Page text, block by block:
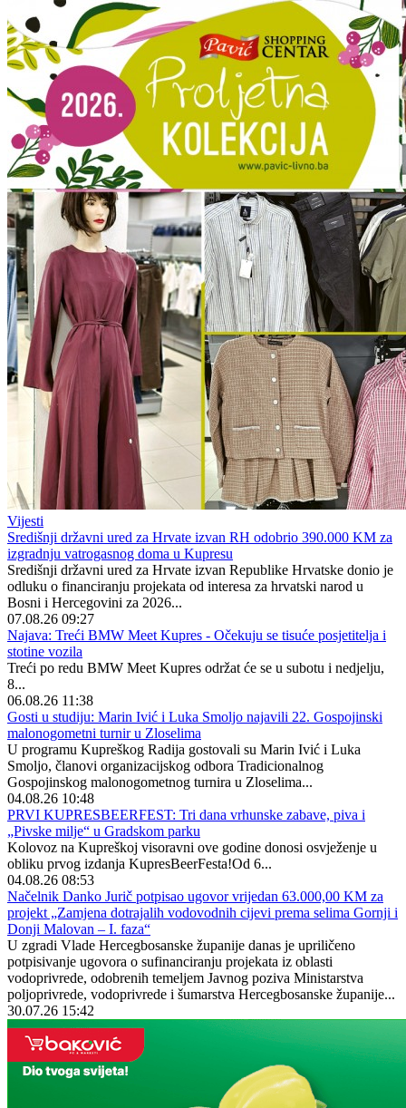
Vijesti
Središnji državni ured za Hrvate izvan RH odobrio 390.000 KM za
izgradnju vatrogasnog doma u Kupresu
Središnji državni ured za Hrvate izvan Republike Hrvatske donio je
odluku o financiranju projekata od interesa za hrvatski narod u
Bosni i Hercegovini za 2026...
07.08.26 09:27
Najava: Treći BMW Meet Kupres - Očekuju se tisuće posjetitelja i
stotine vozila
Treći po redu BMW Meet Kupres održat će se u subotu i nedjelju,
8...
06.08.26 11:38
Gosti u studiju: Marin Ivić i Luka Smoljo najavili 22. Gospojinski
malonogometni turnir u Zloselima
U programu Kupreškog Radija gostovali su Marin Ivić i Luka
Smoljo, članovi organizacijskog odbora Tradicionalnog
Gospojinskog malonogometnog turnira u Zloselima...
04.08.26 10:48
PRVI KUPRESBEERFEST: Tri dana vrhunske zabave, piva i
„Pivske milje“ u Gradskom parku
Kolovoz na Kupreškoj visoravni ove godine donosi osvježenje u
obliku prvog izdanja KupresBeerFesta!Od 6...
04.08.26 08:53
Načelnik Danko Jurič potpisao ugovor vrijedan 63.000,00 KM za
projekt „Zamjena dotrajalih vodovodnih cijevi prema selima Gornji i
Donji Malovan – I. faza“
U zgradi Vlade Hercegbosanske županije danas je upriličeno
potpisivanje ugovora o sufinanciranju projekata iz oblasti
vodoprivrede, odobrenih temeljem Javnog poziva Ministarstva
poljoprivrede, vodoprivrede i šumarstva Hercegbosanske županije...
30.07.26 15:42